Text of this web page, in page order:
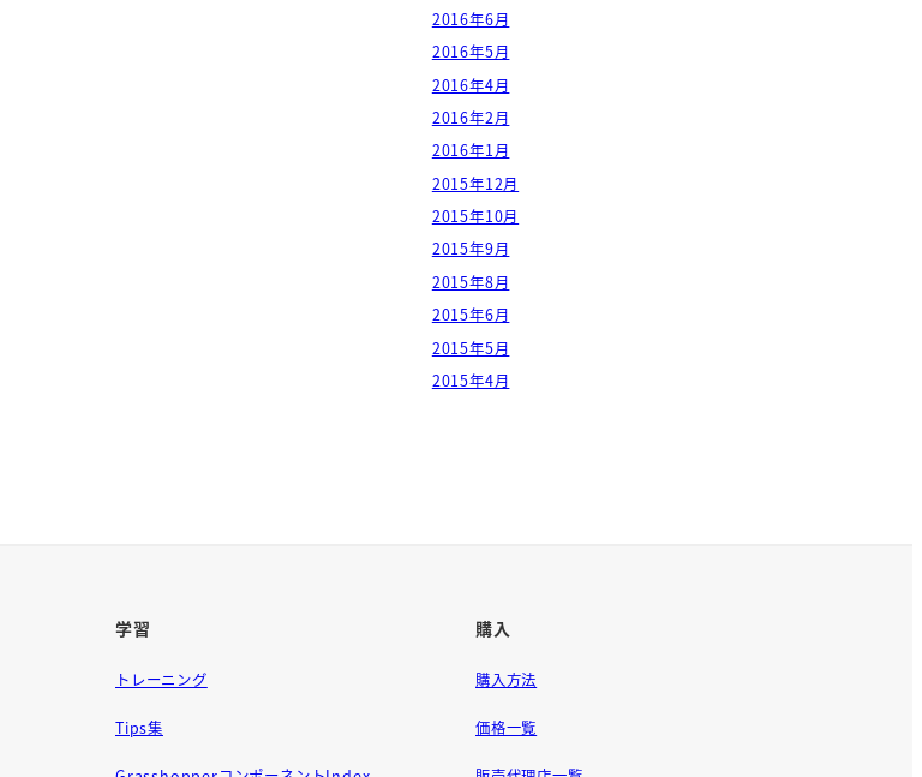
2016年6月
2016年5月
2016年4月
2016年2月
2016年1月
2015年12月
2015年10月
2015年9月
2015年8月
2015年6月
2015年5月
2015年4月
学習
トレーニング
Tips集
購入
購入方法
価格一覧